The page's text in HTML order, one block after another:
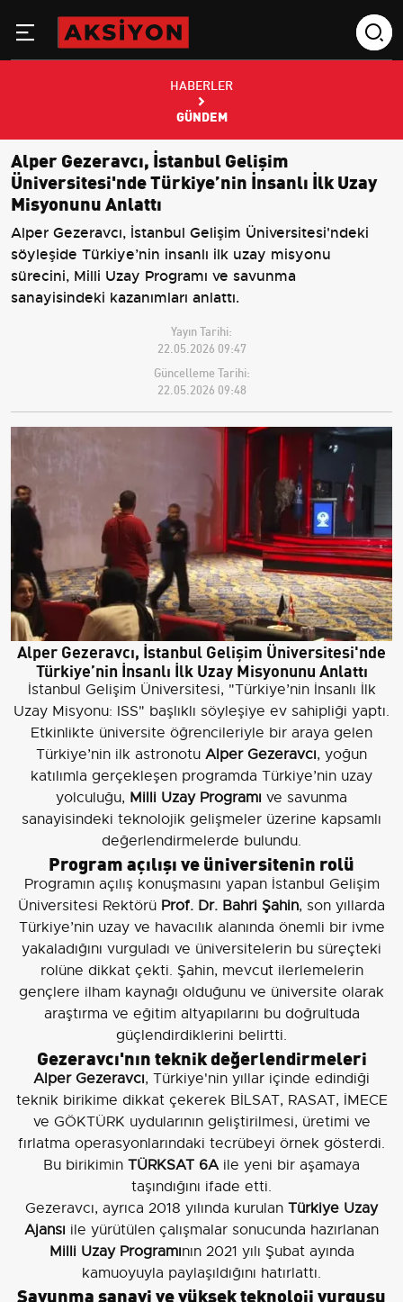
HABERLER
GÜNDEM
Alper Gezeravcı, İstanbul Gelişim
Üniversitesi'nde Türkiye’nin İnsanlı İlk Uzay
Misyonunu Anlattı
Alper Gezeravcı, İstanbul Gelişim Üniversitesi'ndeki
söyleşide Türkiye’nin insanlı ilk uzay misyonu
sürecini, Milli Uzay Programı ve savunma
sanayisindeki kazanımları anlattı.
Yayın Tarihi:
22.05.2026 09:47
Güncelleme Tarihi:
22.05.2026 09:48
Alper Gezeravcı, İstanbul Gelişim Üniversitesi'nde
Türkiye’nin İnsanlı İlk Uzay Misyonunu Anlattı
İstanbul Gelişim Üniversitesi, "Türkiye’nin İnsanlı İlk
Uzay Misyonu: ISS" başlıklı söyleşiye ev sahipliği yaptı.
Etkinlikte üniversite öğrencileriyle bir araya gelen
Türkiye’nin ilk astronotu Alper Gezeravcı, yoğun
katılımla gerçekleşen programda Türkiye’nin uzay
yolculuğu, Milli Uzay Programı ve savunma
sanayisindeki teknolojik gelişmeler üzerine kapsamlı
değerlendirmelerde bulundu.
Program açılışı ve üniversitenin rolü
Programın açılış konuşmasını yapan İstanbul Gelişim
Üniversitesi Rektörü Prof. Dr. Bahri Şahin, son yıllarda
Türkiye’nin uzay ve havacılık alanında önemli bir ivme
yakaladığını vurguladı ve üniversitelerin bu süreçteki
rolüne dikkat çekti. Şahin, mevcut ilerlemelerin
gençlere ilham kaynağı olduğunu ve üniversite olarak
araştırma ve eğitim altyapılarını bu doğrultuda
güçlendirdiklerini belirtti.
Gezeravcı'nın teknik değerlendirmeleri
Alper Gezeravcı, Türkiye'nin yıllar içinde edindiği
teknik birikime dikkat çekerek BİLSAT, RASAT, İMECE
ve GÖKTÜRK uydularının geliştirilmesi, üretimi ve
fırlatma operasyonlarındaki tecrübeyi örnek gösterdi.
Bu birikimin TÜRKSAT 6Aile yeni bir aşamaya
taşındığını ifade etti.
Gezeravcı, ayrıca 2018 yılında kurulan Türkiye Uzay
Ajansı ile yürütülen çalışmalar sonucunda hazırlanan
Milli Uzay Programının 2021 yılı Şubat ayında
kamuoyuyla paylaşıldığını hatırlattı.
Savunma sanayi ve yüksek teknoloji vurgusu